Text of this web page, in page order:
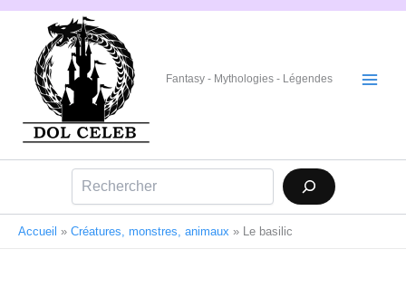
Aller
Fantasy - Mythologies - Légendes
Accueil » Créatures, monstres, animaux » Le basilic